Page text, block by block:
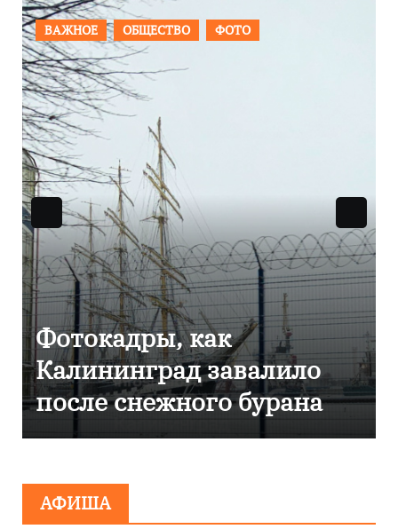
ПРОИСШЕСТВИЯ ФОТО
Фоторепортаж как в
Калининграде
эвакуировали ТЦ из-за
сообщения о
АФИША